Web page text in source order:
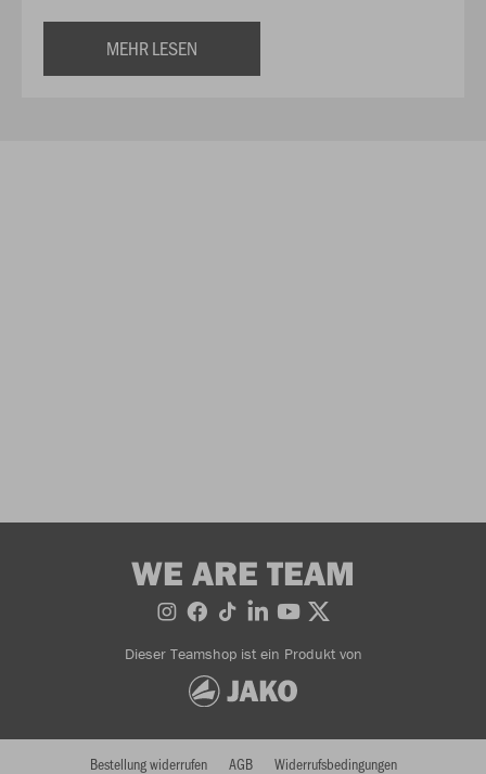
MEHR LESEN
WE ARE TEAM
Dieser Teamshop ist ein Produkt von
Bestellung widerrufen AGB Widerrufsbedingungen